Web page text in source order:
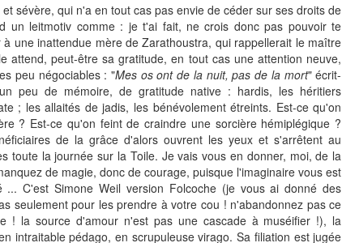
sévère, qui n'a en tout cas pas envie de céder sur ses droits de
un leitmotiv comme : je t'ai fait, ne crois donc pas pouvoir te
une inattendue mère de Zarathoustra, qui rappellerait le maître
attend, peut-être sa gratitude, en tout cas une attention neuve,
peu négociables : "Mes os ont de la nuit, pas de la mort" écrit-
peu de mémoire, de gratitude native : hardis, les héritiers
; les allaités de jadis, les bénévolement étreints. Est-ce qu'on
? Est-ce qu'on feint de craindre une sorcière hémiplégique ?
de la grâce d'alors ouvrent les yeux et s'arrêtent au
toute la journée sur la Toile. Je vais vous en donner, moi, de la
de magie, donc de courage, puisque l'imaginaire vous est
... C'est Simone Weil version Folcoche (je vous ai donné des
seulement pour les prendre à votre cou ! n'abandonnez pas ce
! la source d'amour n'est pas une cascade à muséifier !), la
intraitable pédago, en scrupuleuse virago. Sa filiation est jugée